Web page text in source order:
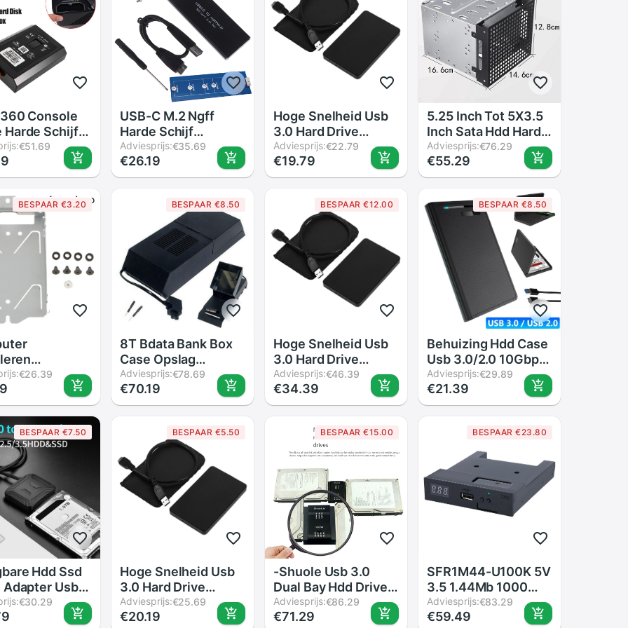
Console
Harde Schijf
360 Slim
Harde Schijf
€51.69
USB-C M.2 Ngff
Harde Schijf
Behuizing B Sleutel
Sata Ssd Reader Usb
3.0 Adapter
Adviesprijs:€35.69
€26.19
Hoge Snelheid Usb
3.0 Hard Drive
Externe Behuizing
2.5 Inch Sata Hdd
Behuizing Abs Doos
3 Kleuren Optionele
Adviesprijs:€22.79
€19.79
5.25 Inch Tot 5X3.5
Inch Sata Hdd Harde
Schijf Kooi Rack
Voor Pc
Benodigdheden
Roestvrijstalen Tray
Caddy Adapter
Adviesprijs:€76.29
€55.29
BESPAAR €3.20
Beugel
Quick
Hard
Metalen
Video
€26.39
BESPAAR €8.50
8T Bdata Bank Box
Case Opslag
Capaciteit Harde
Schijf PS4 Voor
Playstation 3.5 "4
Schijf Externe sata
Harde Doos 2. D7B7
Adviesprijs:€78.69
€70.19
BESPAAR €12.00
Hoge Snelheid Usb
3.0 Hard Drive
Externe Behuizing
2.5 Inch Sata Hdd
Behuizing Abs Doos
3 Kleuren Optionele
Adviesprijs:€46.39
€34.39
BESPAAR €8.50
Behuizing Hdd Case
Usb 3.0/2.0 10Gbps
Flip Type Externe
2.5Inch Sata Hdd
Ssd Harde Schijf
Adviesprijs:€29.89
€21.39
BESPAAR €7.50
Hdd Ssd
Adapter Usb
Sata Mini
€30.29
BESPAAR €5.50
Hoge Snelheid Usb
3.0 Hard Drive
Externe Behuizing
2.5 Inch Sata Hdd
Adviesprijs:€25.69
€20.19
BESPAAR €15.00
-Shuole Usb 3.0
Dual Bay Hdd Drive
Adapter Kabel Voor
2.5/3.5 Inch Hdd Ssd
Adviesprijs:€86.29
€71.29
BESPAAR €23.80
SFR1M44-U100K 5V
3.5 1.44Mb 1000
Floppy Disk Drive
Naar Usb Emulator
Adviesprijs:€83.29
€59.49